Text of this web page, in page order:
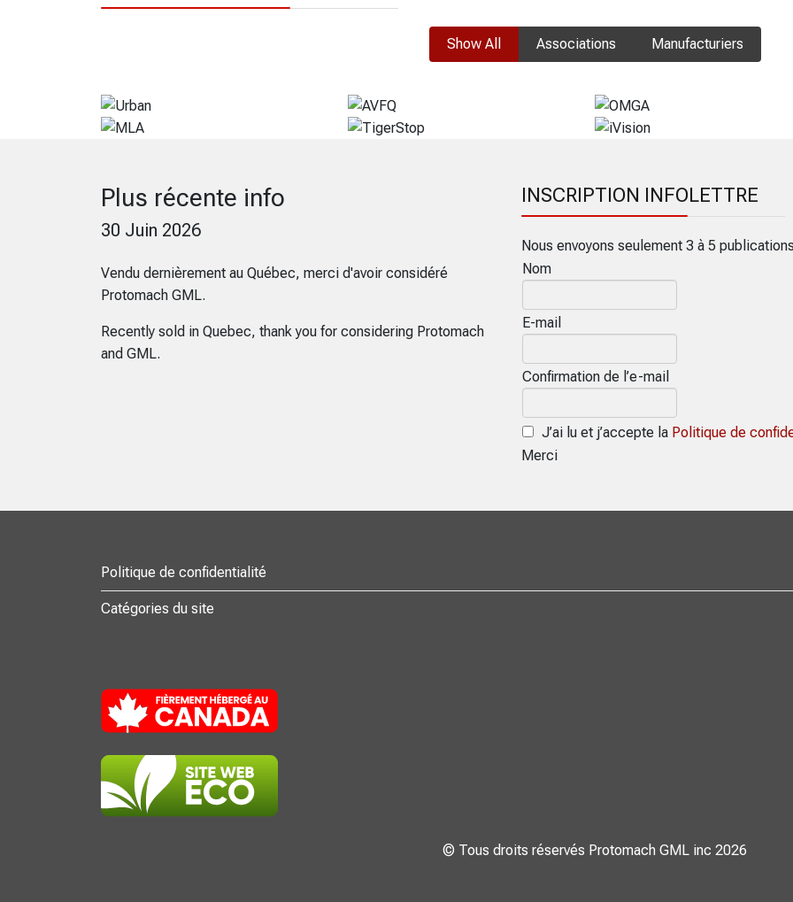
Show All Associations Manufacturiers
Plus récente info
30 Juin 2026
Vendu dernièrement au Québec, merci d'avoir considéré
Protomach GML.
Recently sold in Quebec, thank you for considering Protomach
and GML.
INSCRIPTION INFOLETTRE
Nous envoyons seulement 3 à 5
Nom
E-mail
Confirmation de l’e-mail
J’ai lu et j’accepte la Politique de
Merci
Politique de confidentialité
Catégories du site
© Tous droits réservés Protomach GML inc 2026